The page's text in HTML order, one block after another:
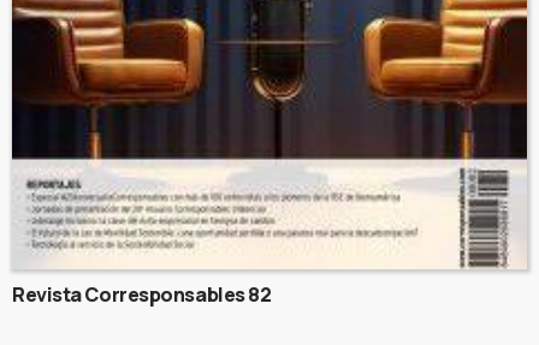
Revista Corresponsables 82